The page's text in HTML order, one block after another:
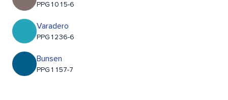
PPG1015-6
Varadero
PPG1236-6
Bunsen
PPG1157-7